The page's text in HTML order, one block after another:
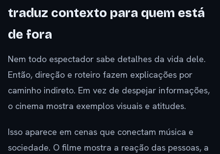
traduz contexto para quem está
de fora
Nem todo espectador sabe detalhes da vida dele.
Então, direção e roteiro fazem explicações por
caminho indireto. Em vez de despejar informações,
o cinema mostra exemplos visuais e atitudes.
Isso aparece em cenas que conectam música e
sociedade. O filme mostra a reação das pessoas, a